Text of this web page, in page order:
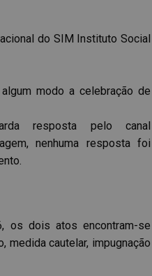
do SIM Instituto Social
modo a celebração de
resposta pelo canal
nenhuma resposta foi
os dois atos encontram-se
cautelar, impugnação